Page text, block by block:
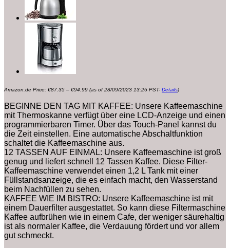
Amazon.de Price: €87.35 – €94.99 €87.35
€94.99
(as of 28/09/2023 13:26 PST- Details)
BEGINNE DEN TAG MIT KAFFEE: Unsere Kaffeemaschine
mit Thermoskanne verfügt über eine LCD-Anzeige und einen
programmierbaren Timer. Über das Touch-Panel kannst du
die Zeit einstellen. Eine automatische Abschaltfunktion
schaltet die Kaffeemaschine aus.
12 TASSEN AUF EINMAL: Unsere Kaffeemaschine ist groß
genug und liefert schnell 12 Tassen Kaffee. Diese Filter-
Kaffeemaschine verwendet einen 1,2 L Tank mit einer
Füllstandsanzeige, die es einfach macht, den Wasserstand
beim Nachfüllen zu sehen.
KAFFEE WIE IM BISTRO: Unsere Kaffeemaschine ist mit
einem Dauerfilter ausgestattet. So kann diese Filtermaschine
Kaffee aufbrühen wie in einem Cafe, der weniger säurehaltig
ist als normaler Kaffee, die Verdauung fördert und vor allem
gut schmeckt.